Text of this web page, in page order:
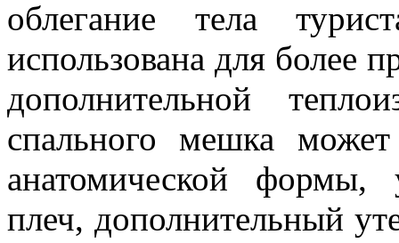
облегание тела
использована для более
дополнительной
спального мешка
анатомической формы,
плеч, дополнительный